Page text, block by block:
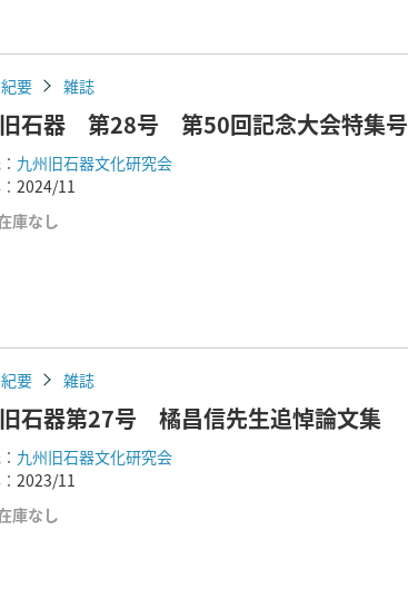
要 雑誌
石器 第28号 第50回記念大会特集号
九州旧石器文化研究会
2024/11
庫なし
要 雑誌
石器第27号 橘昌信先生追悼論文集
九州旧石器文化研究会
2023/11
庫なし